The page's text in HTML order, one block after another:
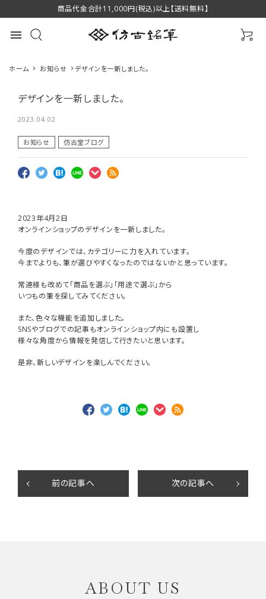
商品代金合計11,000円(税込)以上【送料無料】
menu
最近チェックした商品
ズ 熊野筆 化粧筆
筆匠 仿古堂
1,650円(税込)
favorite
級書筆 羊毛 筆匠
仿古堂
16,500円(税込)
favorite
筆 筆匠 仿古堂
favorite
商品一覧
私たちについて
ホーム お知らせ デザインを一新しました。
デザインを一新しました。
2023.04.02
お知らせ 仿古堂ブログ
2023年4月2日
オンラインショップのデザインを一新しました。
今度のデザインでは、カテゴリーに力を入れています。
今までよりも、筆が選びやすくなったのではないかと思っています。
常連様も改めて「商品を選ぶ」「用途で選ぶ」から
いつもの筆を探してみてください。
また、色々な機能を追加しました。
SNSやブログでの記事もオンラインショップ内にも設置し
様々な角度から情報を発信して行きたいと思います。
是非、新しいデザインを楽しんでください。
前の記事へ 次の記事へ
ABOUT US